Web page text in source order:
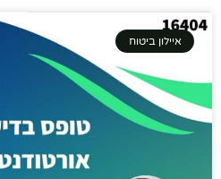
איילון ביטוח